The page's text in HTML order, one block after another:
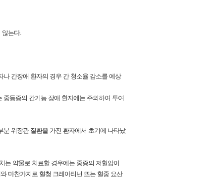
않는다.
간장애 환자의 경우 간 청소율 감소를 예상
등증의 간기능 장애 환자에는 주의하여 투여
위장관 질환을 가진 환자에서 초기에 나타났
는 약물로 치료할 경우에는 중증의 저혈압이
마찬가지로 혈청 크레아티닌 또는 혈중 요산